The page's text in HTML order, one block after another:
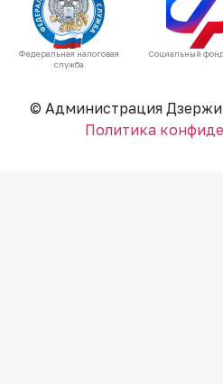
Федеральная налоговая
служба
Социальный
© Администрация
Политика